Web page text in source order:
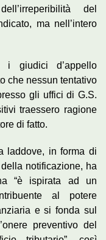
del
ma nell’intero
i giudici d’appello
che nessun tentativo
gli uffici di G.S.
traessero ragione
di fatto.
laddove, in forma di
notificazione, ha
“è ispirata ad un
al potere
e si fonda sul
preventivo del